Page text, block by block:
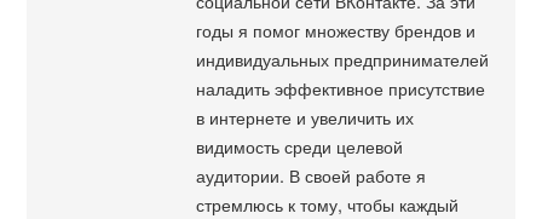
годы я помог множеству брендов и
индивидуальных предпринимателей
наладить эффективное присутствие
в интернете и увеличить их
видимость среди целевой
аудитории. В своей работе я
стремлюсь к тому, чтобы каждый